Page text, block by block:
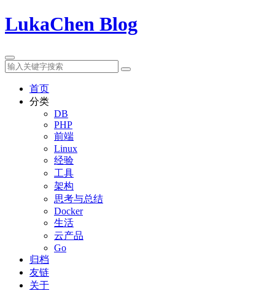
LukaChen Blog
首页
分类
DB
PHP
前端
Linux
经验
工具
架构
思考与总结
Docker
生活
云产品
Go
归档
友链
关于